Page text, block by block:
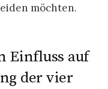
möchten.
Einfluss auf
der vier